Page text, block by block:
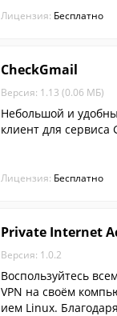
Лицензия: Бесплатно
CheckGmail
Версия: 1.13 (0.06 МБ)
Небольшой и
клиент для сервиса
Лицензия: Бесплатно
Private Internet
Версия: 1.0.2
Воспользуйтесь
VPN на своём
ием Linux.